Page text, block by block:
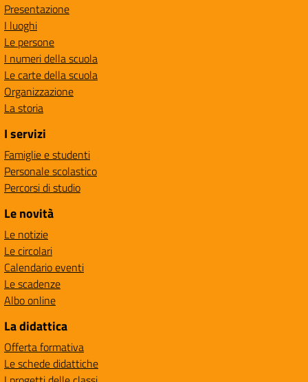
Presentazione
I luoghi
Le persone
I numeri della scuola
Le carte della scuola
Organizzazione
La storia
I servizi
Famiglie e studenti
Personale scolastico
Percorsi di studio
Le novità
Le notizie
Le circolari
Calendario eventi
Le scadenze
Albo online
La didattica
Offerta formativa
Le schede didattiche